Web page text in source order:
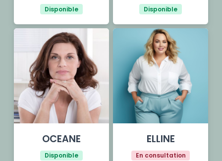
Disponible Disponible
OCEANE
Disponible
ELLINE
En consultation